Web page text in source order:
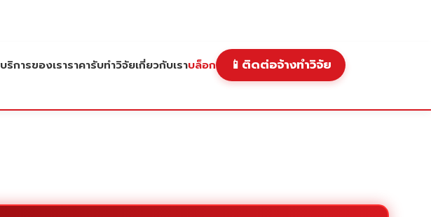
บริการของเราราคารับทำวิจัยเกี่ยวกับเราบล็อก 📱 ติดต่อจ้างทำวิจัย